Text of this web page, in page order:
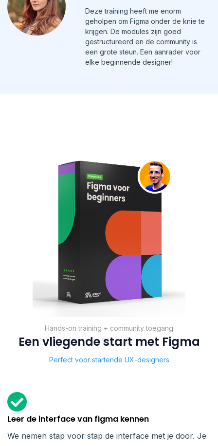
Deze training heeft me enorm
geholpen om Figma onder de knie te
krijgen. De modules zijn goed
gestructureerd en de community is
een grote steun. Een aanrader voor
elke beginnende designer!
Hands-on training + community toegang
Een vliegende start met Figma
Perfect voor startende UX-designers
Leer de interface van figma kennen
We nemen stap voor stap de interface met je door. Je